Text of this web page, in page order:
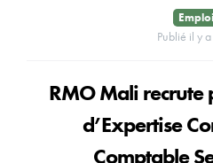
Publié il y
RMO Mali recrute
d’Expertise
Comptable